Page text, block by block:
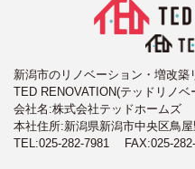
新潟市のリノベーション・増改築
TED RENOVATION(テッドリノベ
会社名:株式会社テッドホームズ
本社住所:新潟県新潟市中央区鳥
TEL:025-282-7981 FAX:025-